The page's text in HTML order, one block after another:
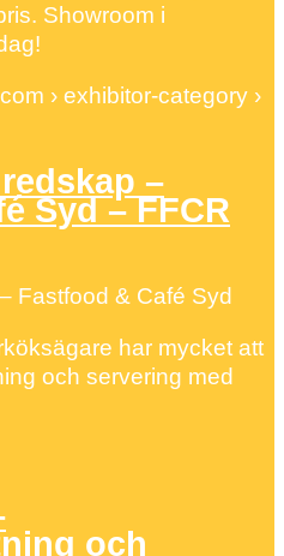
Showroom i
› exhibitor-category ›
–
Syd – FFCR
Fastfood & Café Syd
har mycket att
och servering med
och